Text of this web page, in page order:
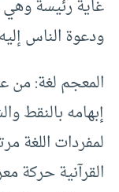
غاية رئيسة وهي
ودعوة الناس
المعجم لغة: من
إبهامه بالنقط
القرآنية حركة